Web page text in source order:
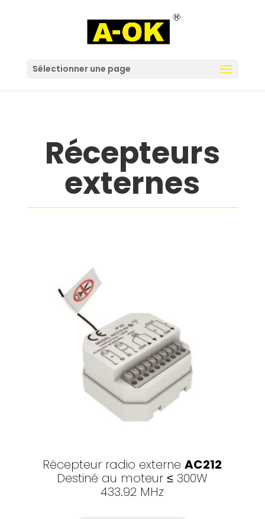
Sélectionner une page
Récepteurs
externes
Récepteur radio externeAC212
Destiné au moteur≤ 300W
433.92 MHz